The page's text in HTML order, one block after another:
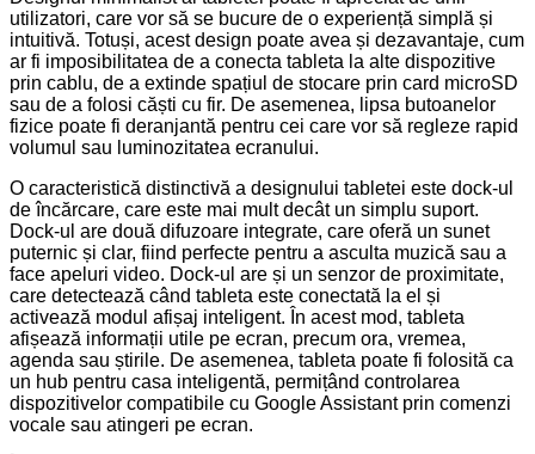
utilizatori, care vor să se bucure de o experiență simplă și
intuitivă. Totuși, acest design poate avea și dezavantaje, cum
ar fi imposibilitatea de a conecta tableta la alte dispozitive
prin cablu, de a extinde spațiul de stocare prin card microSD
sau de a folosi căști cu fir. De asemenea, lipsa butoanelor
fizice poate fi deranjantă pentru cei care vor să regleze rapid
volumul sau luminozitatea ecranului.
O caracteristică distinctivă a designului tabletei este dock-ul
de încărcare, care este mai mult decât un simplu suport.
Dock-ul are două difuzoare integrate, care oferă un sunet
puternic și clar, fiind perfecte pentru a asculta muzică sau a
face apeluri video. Dock-ul are și un senzor de proximitate,
care detectează când tableta este conectată la el și
activează modul afișaj inteligent. În acest mod, tableta
afișează informații utile pe ecran, precum ora, vremea,
agenda sau știrile. De asemenea, tableta poate fi folosită ca
un hub pentru casa inteligentă, permițând controlarea
dispozitivelor compatibile cu Google Assistant prin comenzi
vocale sau atingeri pe ecran.